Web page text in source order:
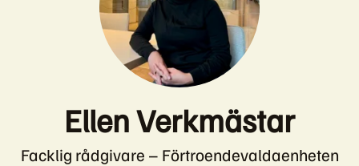
Ellen Verkmästar
Facklig rådgivare – Förtroendevaldaenheten